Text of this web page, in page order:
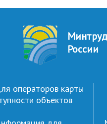
Минтруд
России
операторов карты
объектов